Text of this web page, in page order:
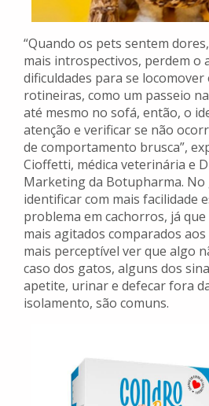
“Quando os pets sentem
mais introspectivos, perdem o
dificuldades para se
rotineiras, como um passeio
até mesmo no sofá, então, o
atenção e verificar se não
de comportamento brusca”,
Cioffetti, médica veterinária e
Marketing da Botupharma. No
identificar com mais facilidade
problema em cachorros, já
mais agitados comparados
mais perceptível ver que algo
caso dos gatos, alguns dos
apetite, urinar e defecar fora
isolamento, são comuns.